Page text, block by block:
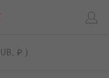
( RUB, ₽ )